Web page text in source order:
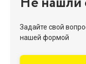
Задайте свой
нашей формой